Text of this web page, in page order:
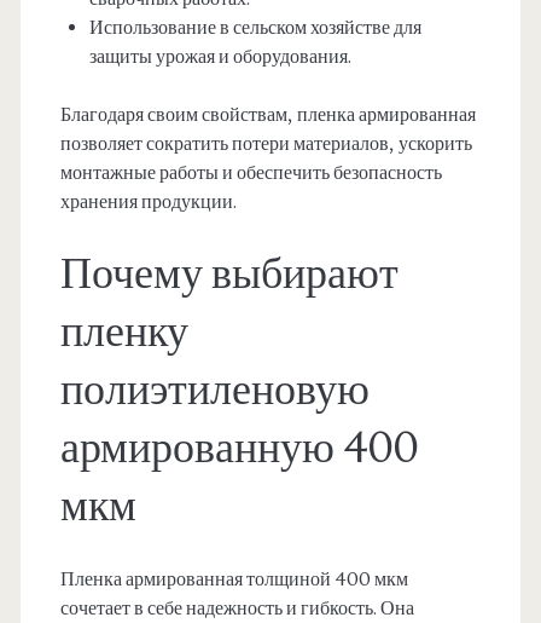
Использование в сельском хозяйстве для
защиты урожая и оборудования.
Благодаря своим свойствам, пленка армированная
позволяет сократить потери материалов, ускорить
монтажные работы и обеспечить безопасность
хранения продукции.
Почему выбирают
пленку
полиэтиленовую
армированную 400
мкм
Пленка армированная толщиной 400 мкм
сочетает в себе надежность и гибкость. Она